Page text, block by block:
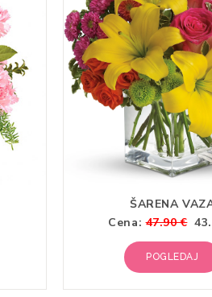
ŠARENA
Cena:47.90 €
POGLEDAJ